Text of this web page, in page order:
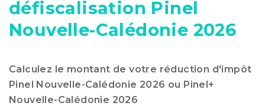
défiscalisation Pinel
Nouvelle-Calédonie 2026
Calculez le montant de votre réduction d'impôt
Pinel Nouvelle-Calédonie 2026 ou Pinel+
Nouvelle-Calédonie 2026